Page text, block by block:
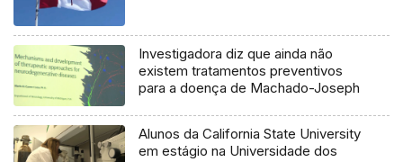
Investigadora diz que ainda não
existem tratamentos preventivos
para a doença de Machado-Joseph
Alunos da California State University
em estágio na Universidade dos